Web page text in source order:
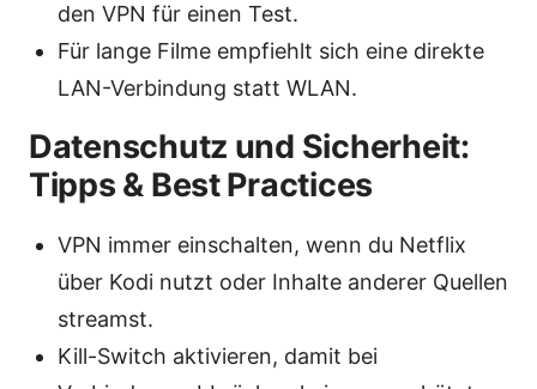
den VPN für einen Test.
Für lange Filme empfiehlt sich eine direkte
LAN-Verbindung statt WLAN.
Datenschutz und Sicherheit:
Tipps & Best Practices
VPN immer einschalten, wenn du Netflix
über Kodi nutzt oder Inhalte anderer Quellen
streamst.
Kill-Switch aktivieren, damit bei